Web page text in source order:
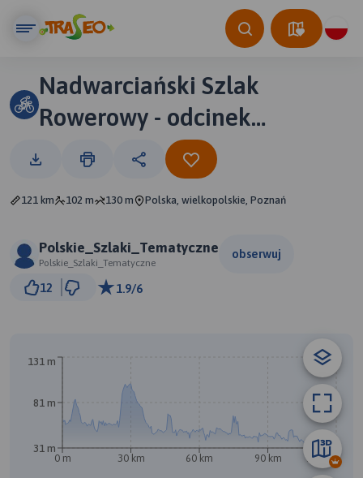
Nadwarciański Szlak
Rowerowy - odcinek
zachodni
121 km 102 m 130 m Polska, wielkopolskie, Poznań
Polskie_Szlaki_Tematyczne
Polskie_Szlaki_Tematyczne
obserwuj
12 1.9/6
0 m 30 km 60 km 90 km 120 km
31 m
81 m
131 m